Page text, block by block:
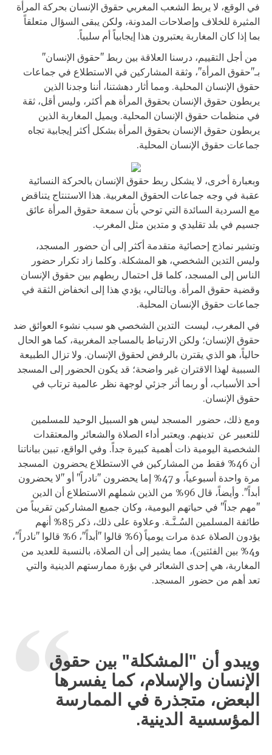
في الوقع، لا يربط الشعب المغربي حقوق الإنسان بحركة المرأة
المثيرة للخلاف وإصلاحات المدونة، ولكن يبقى السؤال متعلقاً
بما إذا كان المغاربة يعتبرون هذا إيجابياً أم سلبياً.
من أجل التقييم، درسنا العلاقة بين ربط "حقوق الإنسان"
بـ"حقوق المرأة"، وثقة المشاركين في الاستطلاع في جماعات
حقوق الإنسان المحلية. ومما أثار دهشتنا، أننا وجدنا الذين
يربطون حقوق الإنسان بحقوق المرأة هم أكثر، وليس أقل، ثقة
في منظمات حقوق الإنسان المحلية. ويميل المغاربة الذين
يربطون حقوق الإنسان بحقوق المرأة بشكل أكثر إيجابية تجاه
جماعات حقوق الإنسان المحلية.
وبعبارة أخرى، لا يشكل ربط حقوق الإنسان بالحركة النسائية
عقبة في وجه جماعات الحقوق المغربية. هذا الاستنتاج يتناقض
مع السردية السائدة التي توحي بأن سمعة حقوق المرأة عائق
جسيم في بلد تقليدي و متدين مثل المغرب.
وتشير نماذج إحصائية متقدمة أكثر إلى أن حضور المسجد،
وليس التدين الشخصي، هو المشكلة. وكلما زاد تكرار حضور
الناس إلى المسجد، كلما قل احتمال ربطهم بين حقوق الإنسان
وقضية حقوق المرأة. وبالتالي، يؤدي هذا إلى انخفاض الثقة في
جماعات حقوق الإنسان المحلية.
في المغرب، ليست التدين الشخصي هو سبب نشوء العوائق ضد
حقوق الإنسان؛ ولكن الارتباط بالمساجد المغربية، كما هو الحال
حالياً، هو الذي يقترن بالرفض لحقوق الإنسان. ولا تزال الطبيعة
السببية لهذا الاقتران غير واضحة؛ قد يكون الحضور إلى المسجد
أحد الأسباب، أو ربما أثر جزئي لوجهة نظر عالمية ترتاب في
حقوق الإنسان.
ومع ذلك، حضور المسجد ليس هو السبيل الوحيد للمسلمين
للتعبير عن تدينهم. ويعتبر أداء الصلاة والشعائر والمعتقدات
الشخصية اليومية ذات أهمية كبيرة جداً. وفي الواقع، تبين بياناتنا
أن 46% فقط من المشاركين في الاستطلاع يحضرون المسجد
مرة واحدة أسبوعياً، و 47% إما يحضرون "نادراً" أو "لا يحضرون
أبداً". وأيضاً، قال 96% من الذين شملهم الاستطلاع أن الدين
"مهم جداً" في حياتهم اليومية، وكان جميع المشاركين تقريباً من
طائفة المسلمين السُـنَّـة. وعلاوة على ذلك، ذكر 85% أنهم
يؤدون الصلاة عدة مرات يومياً (6% قالوا "أبداً"، 6% قالوا "نادراً"،
و4% بين الفئتين)، مما يشير إلى أن الصلاة، بالنسبة للعديد من
المغاربة، هي إحدى الشعائر في بؤرة ممارستهم الدينية والتي
تعد أهم من حضور المسجد.
ويبدو أن "المشكلة" بين حقوق
الإنسان والإسلام، كما يفسرها
البعض، متجذرة في الممارسة
المؤسسية الدينية.